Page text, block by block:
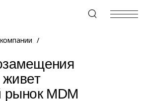
+7 (495) 967-80-80
/
рынок MDM